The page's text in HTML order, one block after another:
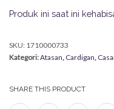
Produk ini saat ini
SKU: 1710000733
Kategori:Atasan, Cardigan,
SHARE THIS PRODUCT